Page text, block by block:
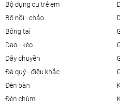
bộ dụng cụ trẻ em
bộ nồi - chảo
bông tai
dao - kéo
dây chuyền
đá quý - điêu khắc
đèn bàn
đèn chùm